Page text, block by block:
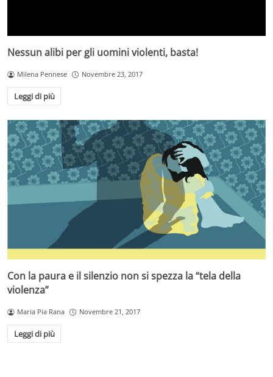
Nessun alibi per gli uomini violenti, basta!
Milena Pennese Novembre 23, 2017
Leggi di più
Con la paura e il silenzio non si spezza la “tela della
violenza”
Maria Pia Rana Novembre 21, 2017
Leggi di più